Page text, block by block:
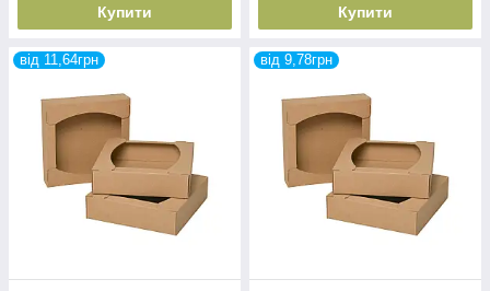
Купити Купити
від 11,64грн від 9,78грн